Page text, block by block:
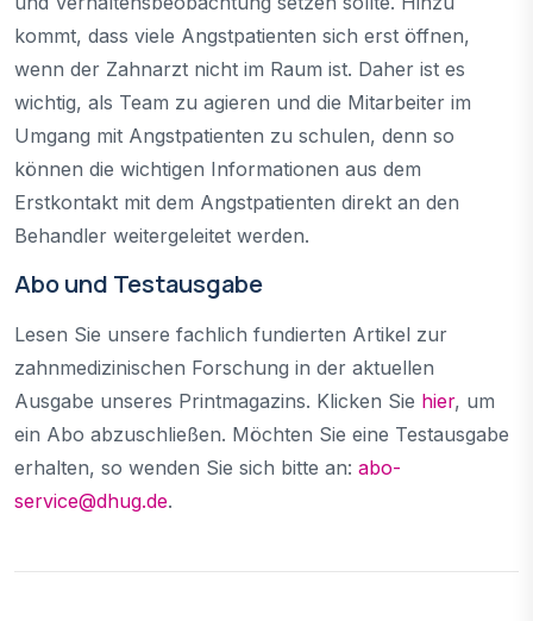
kommt, dass viele Angstpatienten sich erst öffnen,
wenn der Zahnarzt nicht im Raum ist. Daher ist es
wichtig, als Team zu agieren und die Mitarbeiter im
Umgang mit Angstpatienten zu schulen, denn so
können die wichtigen Informationen aus dem
Erstkontakt mit dem Angstpatienten direkt an den
Behandler weitergeleitet werden.
Abo und Testausgabe
Lesen Sie unsere fachlich fundierten Artikel zur
zahnmedizinischen Forschung in der aktuellen
Ausgabe unseres Printmagazins. Klicken Sie hier, um
ein Abo abzuschließen. Möchten Sie eine Testausgabe
erhalten, so wenden Sie sich bitte an: abo-
service@dhug.de.